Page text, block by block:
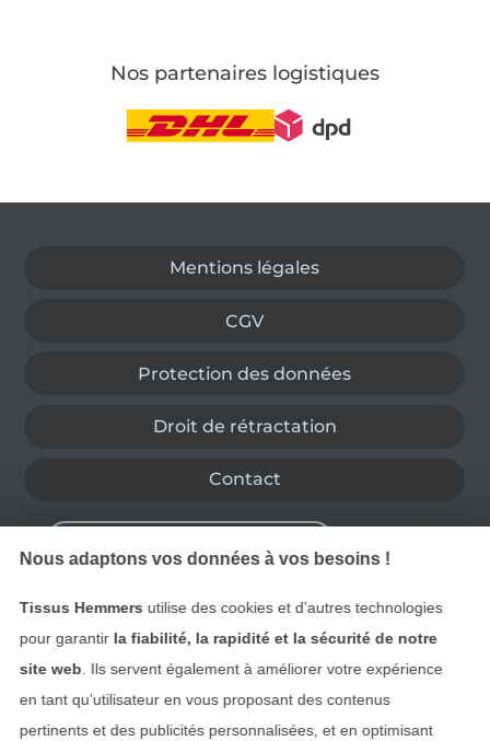
Nos partenaires logistiques
Mentions légales
CGV
Protection des données
Droit de rétractation
Contact
Trouvez plus d’idées
Nous adaptons vos données à vos besoins !
Tissus Hemmers utilise des cookies et d’autres technologies
pour garantir la fiabilité, la rapidité et la sécurité de notre
site web . Ils servent également à améliorer votre expérience
en tant qu’utilisateur en vous proposant des contenus
pertinents et des publicités personnalisées, et en optimisant